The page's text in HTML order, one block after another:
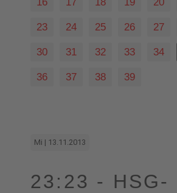
23 24 25 26 27
30 31 32 33 34
36 37 38 39
Mi | 13.11.2013
23:23 - HSG-